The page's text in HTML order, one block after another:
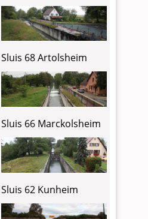
Sluis 68 Artolsheim
Sluis 66 Marckolsheim
Sluis 62 Kunheim